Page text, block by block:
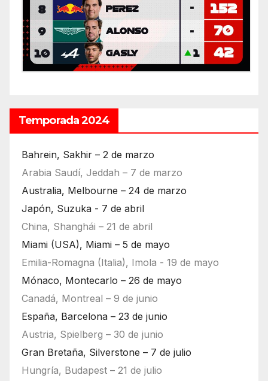
Temporada 2024
Bahrein, Sakhir – 2 de marzo
Arabia Saudí, Jeddah – 7 de marzo
Australia, Melbourne – 24 de marzo
Japón, Suzuka - 7 de abril
China, Shanghái – 21 de abril
Miami (USA), Miami – 5 de mayo
Emilia-Romagna (Italia), Imola - 19 de mayo
Mónaco, Montecarlo – 26 de mayo
Canadá, Montreal – 9 de junio
España, Barcelona – 23 de junio
Austria, Spielberg – 30 de junio
Gran Bretaña, Silverstone – 7 de julio
Hungría, Budapest – 21 de julio